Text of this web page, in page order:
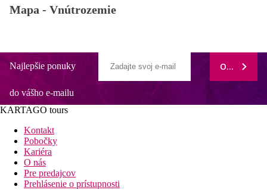
Mapa - Vnútrozemie
Najlepšie ponuky
do vášho e-mailu
ODOBERAŤ
KARTAGO tours
Kontakt
Pobočky
Kariéra
O nás
Pre predajcov
Prehlásenie o prístupnosti